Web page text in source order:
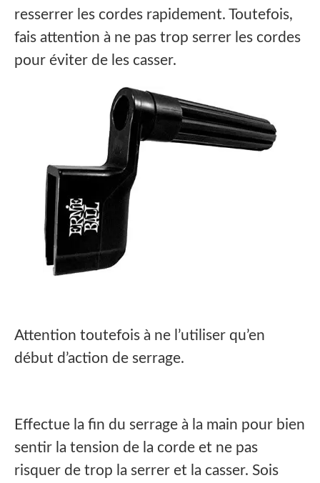
resserrer les cordes rapidement. Toutefois,
fais attention à ne pas trop serrer les cordes
pour éviter de les casser.
Attention toutefois à ne l’utiliser qu’en
début d’action de serrage.
Effectue la fin du serrage à la main pour bien
sentir la tension de la corde et ne pas
risquer de trop la serrer et la casser. Sois